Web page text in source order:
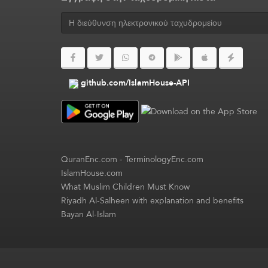
github.com/IslamHouse-API
QuranEnc.com-TerminologyEnc.com
IslamHouse.com
What Muslim Children Must Know
Riyadh Al-Salheen with explanation and benefits
Bayan Al-Islam